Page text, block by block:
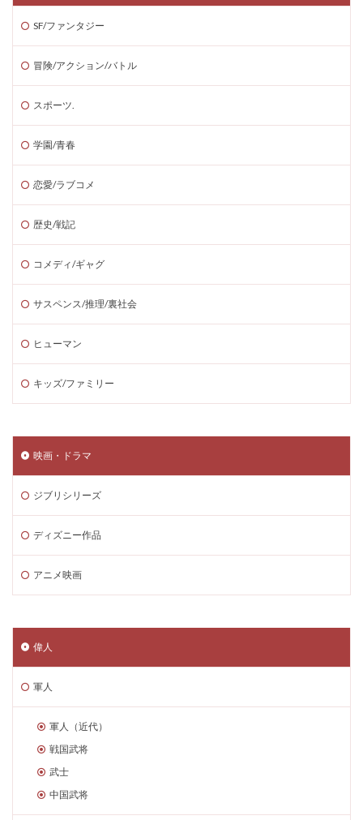
SF/ファンタジー
冒険/アクション/バトル
スポーツ.
学園/青春
恋愛/ラブコメ
歴史/戦記
コメディ/ギャグ
サスペンス/推理/裏社会
ヒューマン
キッズ/ファミリー
映画・ドラマ
ジブリシリーズ
ディズニー作品
アニメ映画
偉人
軍人
軍人（近代）
戦国武将
武士
中国武将